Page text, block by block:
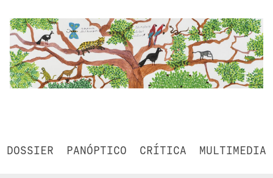
DOSSIER PANÓPTICO CRÍTICA MULTIMEDIA